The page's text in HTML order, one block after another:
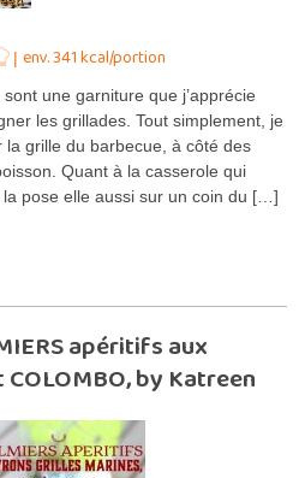
env. 341 kcal/portion
une garniture que j’apprécie
les grillades. Tout simplement, je
grille du barbecue, à côté des
Quant à la casserole qui
pose elle aussi sur un coin du […]
apéritifs aux
by Katreen